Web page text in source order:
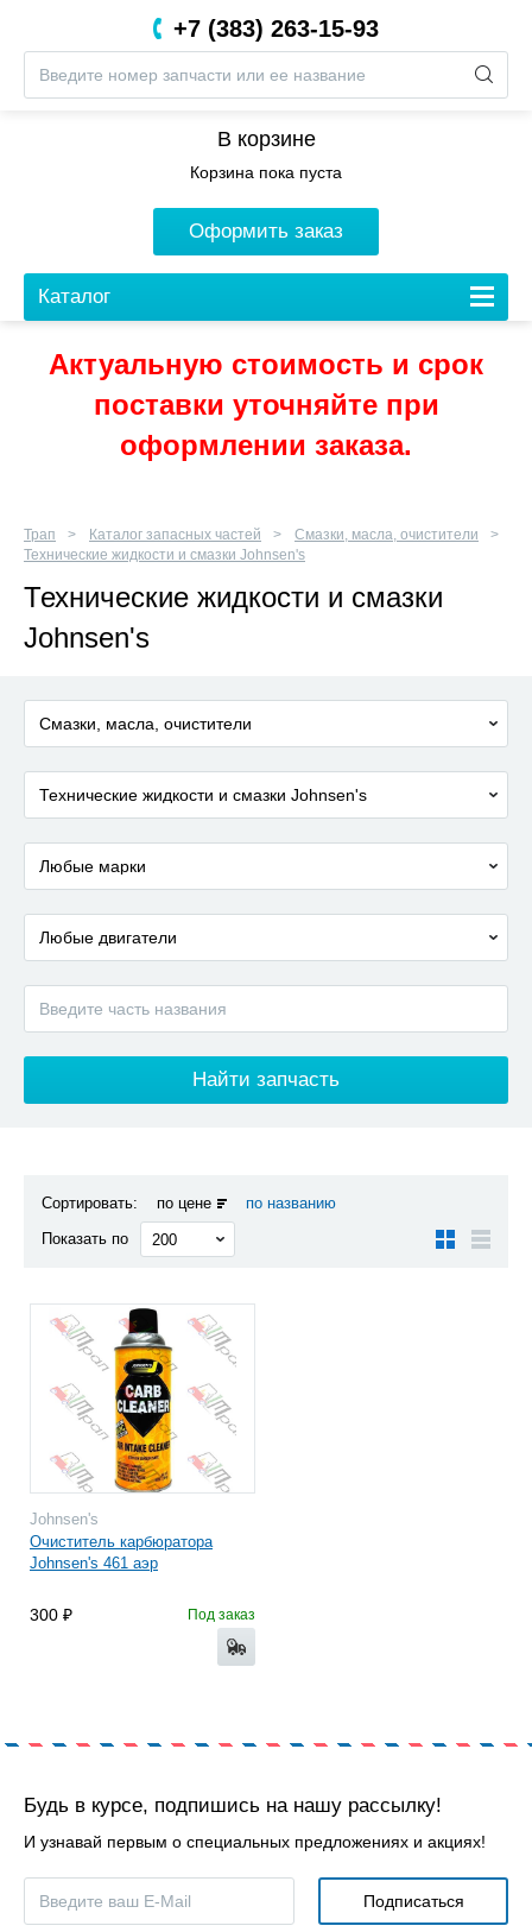
8 (800) 201-05-06
+7 (383) 263-15-93
В корзине
Корзина пока пуста
Оформить заказ
Каталог
Актуальную стоимость и срок
поставки уточняйте при
оформлении заказа.
Трап Каталог запасных частей
Смазки, масла, очистители
Технические жидкости и смазки Johnsen's
Технические жидкости и смазки
Johnsen's
Сортировать: по цене
по названию
Показать по
Johnsen's
Очиститель карбюратора
Johnsen's 461 аэр
300 Под заказ
Будь в курсе, подпишись на нашу рассылку!
И узнавай первым о специальных предложениях и акциях!